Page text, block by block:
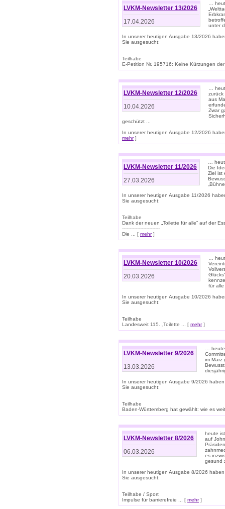
LVKM-Newsletter 13/2026
17.04.2026
…
unter
In unserer heutigen Ausgabe 13/2026
Sie ausgesucht:
Teilhabe
E-Petition Nr. 195716: Keine Kürzungen
LVKM-Newsletter 12/2026
10.04.2026
…
zurück
aus
Zwar
geschützt ...
In unserer heutigen Ausgabe 12/2026
mehr]
LVKM-Newsletter 11/2026
27.03.2026
…
Die
Ziel ist
In unserer heutigen Ausgabe 11/2026
Sie ausgesucht:
Teilhabe
Dank der neuen „Toilette für alle“ auf der
-------------------------
Die ... [ mehr]
LVKM-Newsletter 10/2026
20.03.2026
…
für
In unserer heutigen Ausgabe 10/2026
Sie ausgesucht:
Teilhabe
Landesweit 115. „Toilette ... [ mehr]
LVKM-Newsletter 9/2026
13.03.2026
…
im März
In unserer heutigen Ausgabe 9/2026
Sie ausgesucht:
Teilhabe
Baden-Württemberg hat gewählt: wie es
LVKM-Newsletter 8/2026
06.03.2026
heute
auf
es
gesund
In unserer heutigen Ausgabe 8/2026
Sie ausgesucht:
Teilhabe / Sport
Impulse für barrierefreie ... [ mehr]